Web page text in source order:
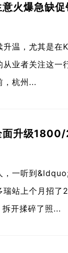
火爆急缺促
升温，尤其是在
从业者关注这
，杭州...
面升级
，一听到
瑞站上个月招
开揉碎了照...